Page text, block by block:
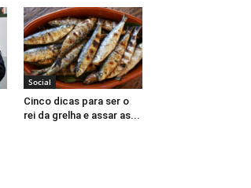
Social
Cinco dicas para ser o
rei da grelha e assar as...